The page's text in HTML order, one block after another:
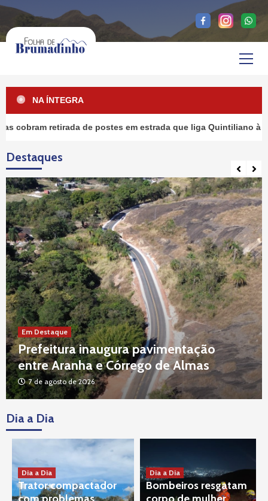
Skip
content
NA ÍNTEGRA
de postes em estrada que liga Quintiliano à Suzana
Destaques
Em Destaque
Prefeitura inaugura pavimentação
entre Aranha e Córrego de Almas
7 de agosto de 2026
Dia a Dia
Dia a Dia
Trator compactador
Dia a Dia
Bombeiros resgatam
buscavam paralisar processo contra
responsáveis por tragédia
Tragédia VALE
Corte Alemã discute responsabilidade da